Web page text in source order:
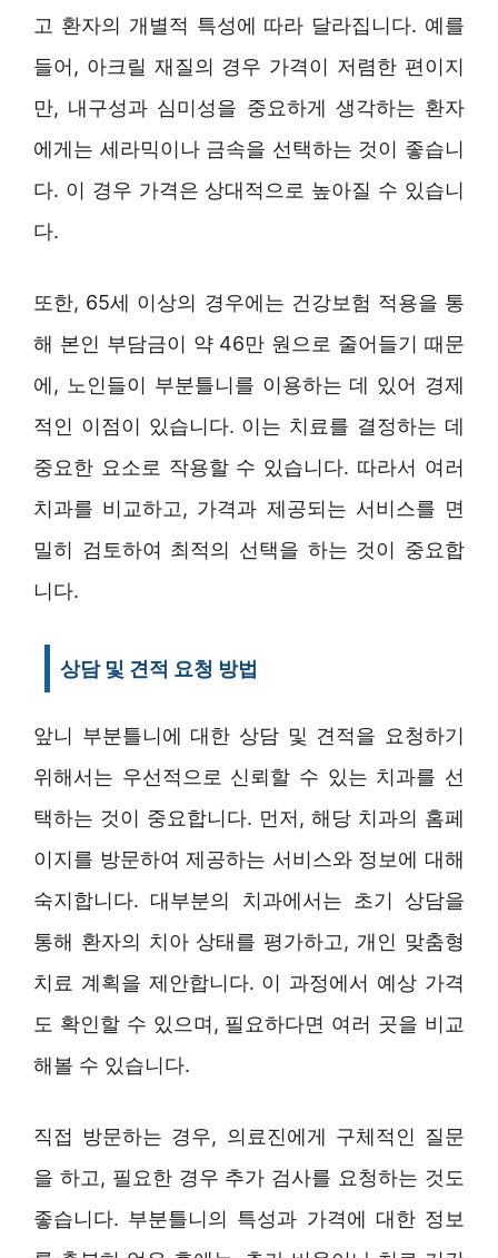
고 환자의 개별적 특성에 따라 달라집니다. 예를
들어, 아크릴 재질의 경우 가격이 저렴한 편이지
만, 내구성과 심미성을 중요하게 생각하는 환자
에게는 세라믹이나 금속을 선택하는 것이 좋습니
다. 이 경우 가격은 상대적으로 높아질 수 있습니
다.
또한, 65세 이상의 경우에는 건강보험 적용을 통
해 본인 부담금이 약 46만 원으로 줄어들기 때문
에, 노인들이 부분틀니를 이용하는 데 있어 경제
적인 이점이 있습니다. 이는 치료를 결정하는 데
중요한 요소로 작용할 수 있습니다. 따라서 여러
치과를 비교하고, 가격과 제공되는 서비스를 면
밀히 검토하여 최적의 선택을 하는 것이 중요합
니다.
상담 및 견적 요청 방법
앞니 부분틀니에 대한 상담 및 견적을 요청하기
위해서는 우선적으로 신뢰할 수 있는 치과를 선
택하는 것이 중요합니다. 먼저, 해당 치과의 홈페
이지를 방문하여 제공하는 서비스와 정보에 대해
숙지합니다. 대부분의 치과에서는 초기 상담을
통해 환자의 치아 상태를 평가하고, 개인 맞춤형
치료 계획을 제안합니다. 이 과정에서 예상 가격
도 확인할 수 있으며, 필요하다면 여러 곳을 비교
해볼 수 있습니다.
직접 방문하는 경우, 의료진에게 구체적인 질문
을 하고, 필요한 경우 추가 검사를 요청하는 것도
좋습니다. 부분틀니의 특성과 가격에 대한 정보